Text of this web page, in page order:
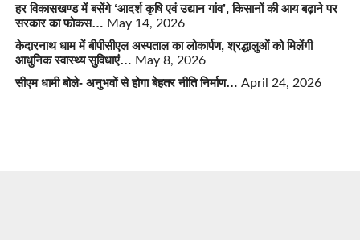
हर विकासखण्ड में बसेंगे ‘आदर्श कृषि एवं उद्यान गांव’, किसानों की आय बढ़ाने पर
सरकार का फोकस… May 14, 2026
केदारनाथ धाम में बीपीसीएल अस्पताल का लोकार्पण, श्रद्धालुओं को मिलेंगी
आधुनिक स्वास्थ्य सुविधाएं… May 8, 2026
सीएम धामी बोले- अनुभवों से होगा बेहतर नीति निर्माण… April 24, 2026